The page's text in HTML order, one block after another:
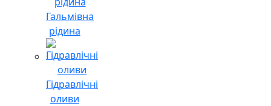
Гальмівна
рідина
Гідравлічні
оливи